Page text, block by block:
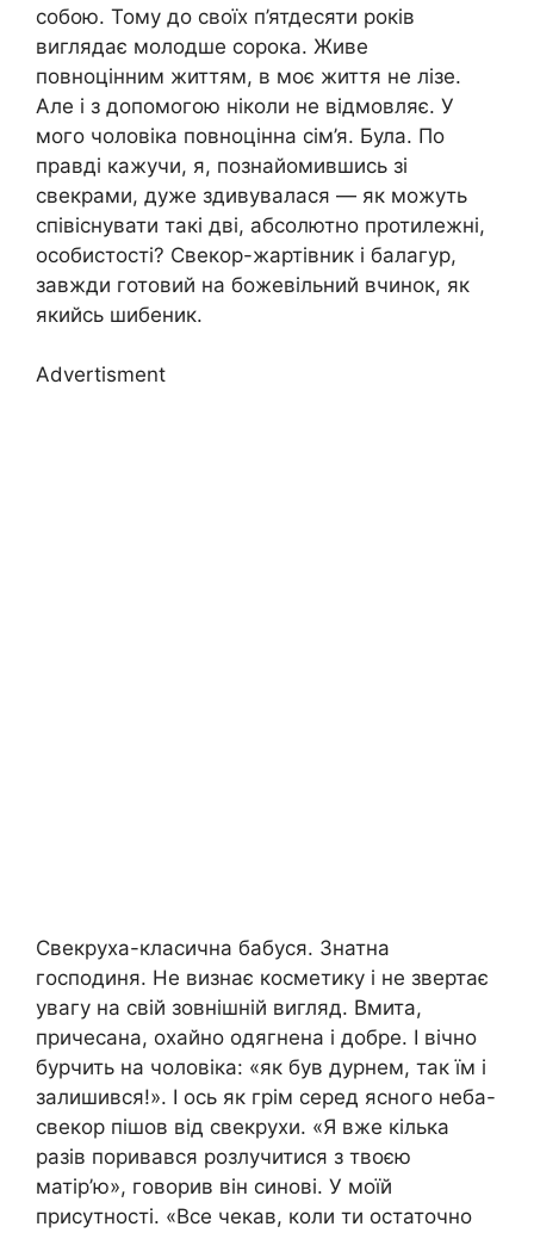
собою. Тому до своїх п’ятдесяти років
виглядає молодше сорока. Живе
повноцінним життям, в моє життя не лізе.
Але і з допомогою ніколи не відмовляє. У
мого чоловіка повноцінна сім’я. Була. По
правді кажучи, я, познайомившись зі
свекрами, дуже здивувалася — як можуть
співіснувати такі дві, абсолютно протилежні,
особистості? Свекор-жартівник і балагур,
завжди готовий на божевільний вчинок, як
якийсь шибеник.
Advertisment
Свекруха-класична бабуся. Знатна
господиня. Не визнає косметику і не звертає
увагу на свій зовнішній вигляд. Вмита,
причесана, охайно одягнена і добре. І вічно
бурчить на чоловіка: «як був дурнем, так їм і
залишився!». І ось як грім серед ясного неба-
свекор пішов від свекрухи. «Я вже кілька
разів поривався розлучитися з твоєю
матір’ю», говорив він синові. У моїй
присутності. «Все чекав, коли ти остаточно